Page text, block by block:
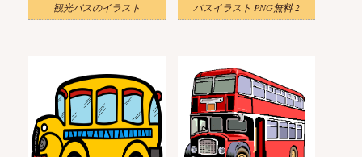
観光バスのイラスト バスイラスト PNG無料 2